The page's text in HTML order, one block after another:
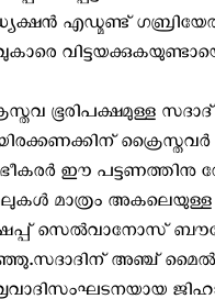
എഡ്മണ്ട്
ഭൂരിപക്ഷമുള്ള
ക്രൈസ്തവർ
ഭീകരർ ഈ പട്ടണത്തിനു
മാത്രം
സെൽവാനോസ്
അഞ്ച് മൈൽ